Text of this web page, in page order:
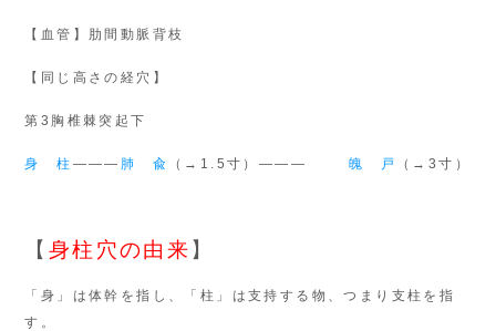
【血管】肋間動脈背枝
【同じ高さの経穴】
第3胸椎棘突起下
身 柱 ――― 肺 兪 （→1.5寸）――― 魄 戸 （→3寸）
【 身柱穴の由来 】
「身」は体幹を指し、「柱」は支持する物、つまり支柱を指
す。